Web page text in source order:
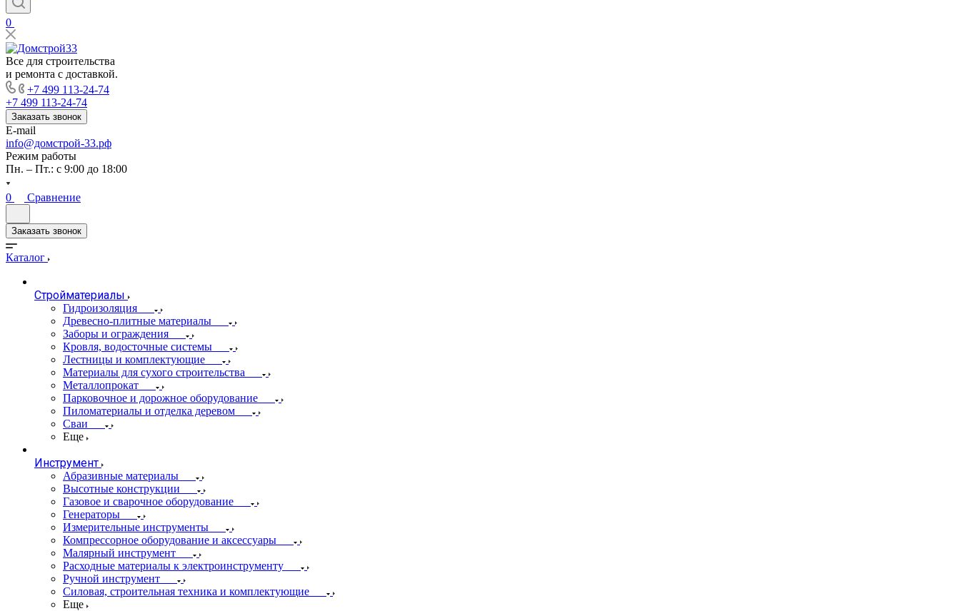
0
Все для строительства
и ремонта с доставкой.
+7 499 113-24-74
+7 499 113-24-74
Заказать звонок
E-mail
info@домстрой-33.рф
Режим работы
Пн. – Пт.: с 9:00 до 18:00
0 Сравнение
Заказать звонок
Каталог
Стройматериалы
Гидроизоляция
Древесно-плитные материалы
Заборы и ограждения
Кровля, водосточные системы
Лестницы и комплектующие
Материалы для сухого строительства
Металлопрокат
Парковочное и дорожное оборудование
Пиломатериалы и отделка деревом
Сваи
Еще
Инструмент
Абразивные материалы
Высотные конструкции
Газовое и сварочное оборудование
Генераторы
Измерительные инструменты
Компрессорное оборудование и аксессуары
Малярный инструмент
Расходные материалы к электроинструменту
Ручной инструмент
Силовая, строительная техника и комплектующие
Еще